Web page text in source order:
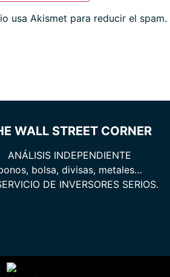
usa Akismet para reducir el spam.
WALL STREET CORNER
ANÁLISIS INDEPENDIENTE
bolsa, divisas, metales…
DE INVERSORES SERIOS.